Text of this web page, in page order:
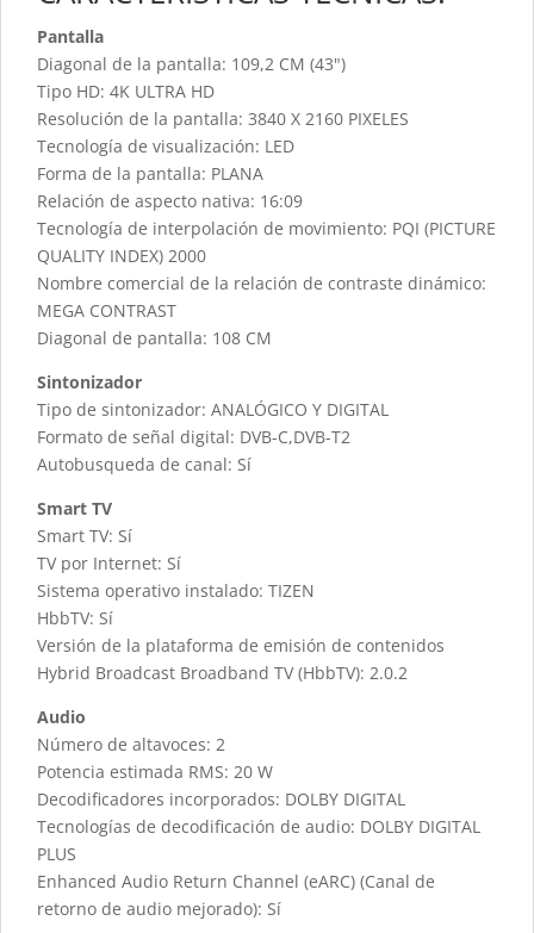
Pantalla
Diagonal de la pantalla: 109,2 CM (43")
Tipo HD: 4K ULTRA HD
Resolución de la pantalla: 3840 X 2160 PIXELES
Tecnología de visualización: LED
Forma de la pantalla: PLANA
Relación de aspecto nativa: 16:09
Tecnología de interpolación de movimiento: PQI (PICTURE
QUALITY INDEX) 2000
Nombre comercial de la relación de contraste dinámico:
MEGA CONTRAST
Diagonal de pantalla: 108 CM
Sintonizador
Tipo de sintonizador: ANALÓGICO Y DIGITAL
Formato de señal digital: DVB-C,DVB-T2
Autobusqueda de canal: Sí
Smart TV
Smart TV: Sí
TV por Internet: Sí
Sistema operativo instalado: TIZEN
HbbTV: Sí
Versión de la plataforma de emisión de contenidos
Hybrid Broadcast Broadband TV (HbbTV): 2.0.2
Audio
Número de altavoces: 2
Potencia estimada RMS: 20 W
Decodificadores incorporados: DOLBY DIGITAL
Tecnologías de decodificación de audio: DOLBY DIGITAL
PLUS
Enhanced Audio Return Channel (eARC) (Canal de
retorno de audio mejorado): Sí